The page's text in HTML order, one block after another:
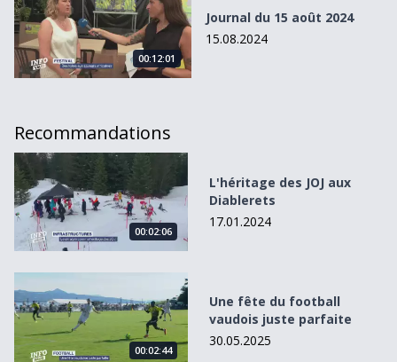
00:12:01
Journal du 15 août 2024
15.08.2024
Recommandations
L&#039;héritage des JOJ aux Diablerets
00:02:06
L'héritage des JOJ aux
Diablerets
17.01.2024
Une fête du football vaudois juste parfaite
00:02:44
Une fête du football
vaudois juste parfaite
30.05.2025